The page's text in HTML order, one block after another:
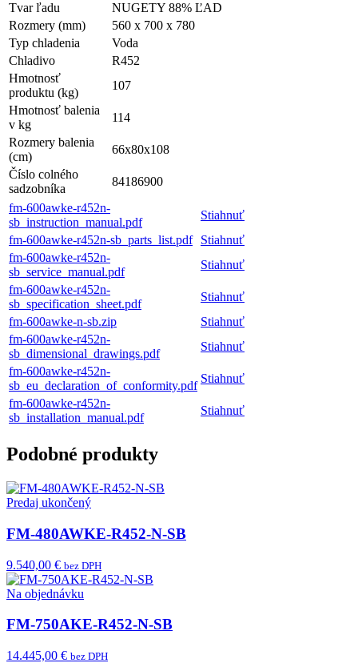
Tvar ľadu
NUGETY 88% ĽAD
Rozmery (mm)
560 x 700 x 780
Typ chladenia
Voda
Chladivo
R452
Hmotnosť
produktu (kg)
107
Hmotnosť balenia
v kg
114
Rozmery balenia
(cm)
66x80x108
Číslo colného
sadzobníka
84186900
fm-600awke-r452n-
sb_instruction_manual.pdf
Stiahnuť
fm-600awke-r452n-sb_parts_list.pdf
Stiahnuť
fm-600awke-r452n-
sb_service_manual.pdf
Stiahnuť
fm-600awke-r452n-
sb_specification_sheet.pdf
Stiahnuť
fm-600awke-n-sb.zip
Stiahnuť
fm-600awke-r452n-
sb_dimensional_drawings.pdf
Stiahnuť
fm-600awke-r452n-
sb_eu_declaration_of_conformity.pdf
Stiahnuť
fm-600awke-r452n-
sb_installation_manual.pdf
Stiahnuť
Podobné produkty
Predaj ukončený
FM-480AWKE-R452-N-SB
9.540,00 € bez DPH
Na objednávku
FM-750AKE-R452-N-SB
14.445,00 € bez DPH